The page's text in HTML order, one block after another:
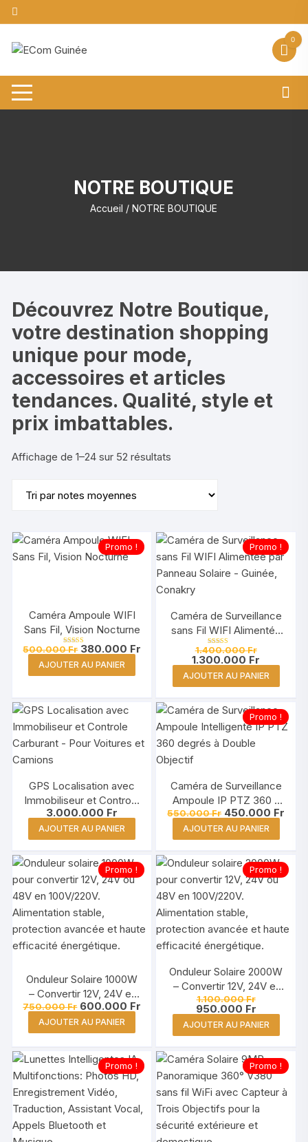
Aller
au
contenu
0
NOTRE BOUTIQUE
Accueil / NOTRE BOUTIQUE
Découvrez Notre Boutique,
votre destination shopping
unique pour mode,
accessoires et articles
tendances. Qualité, style et
prix imbattables.
Affichage de 1–24 sur 52 résultats
Promo !
Caméra Ampoule WIFI
Sans Fil, Vision Nocturne
Note
sur 5
500.000Fr Le
prix
initial
était :
380.000 Fr
380.000 Fr.
AJOUTER AU PANIER
Promo !
Caméra de Surveillance
sans Fil WIFI Alimentée
par Panneau Solaire –
Guinée, Conakry
Note
5.00
sur 5
1.400.000FrLe
prix
initial
était :
1.400.000
1.300.000 Fr
prix
actuel
est :
AJOUTER AU PANIER
GPS Localisation avec
Immobiliseur et Controle
Carburant – Pour
Voitures et Camions
3.000.000 Fr
AJOUTER AU PANIER
Promo !
Caméra de Surveillance
Ampoule IP PTZ 360 à
Double Objectif
550.000Fr Le
prix
initial
était :
450.000 Fr
AJOUTER AU PANIER
Promo !
Onduleur Solaire 1000W
– Convertir 12V, 24V et
48V en 110V / 220V
750.000Fr Le
prix
initial
était :
600.000 Fr
AJOUTER AU PANIER
Promo !
Onduleur Solaire 2000W
– Convertir 12V, 24V et
48V en 110V / 220V
1.100.000FrLe
prix
initial
était :
1.100.000
950.000 FrLe
prix
actuel
est :
AJOUTER AU PANIER
Promo ! Promo !